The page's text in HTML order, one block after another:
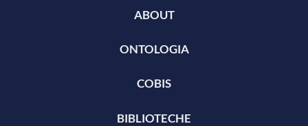
ABOUT
ONTOLOGIA
COBIS
BIBLIOTECHE